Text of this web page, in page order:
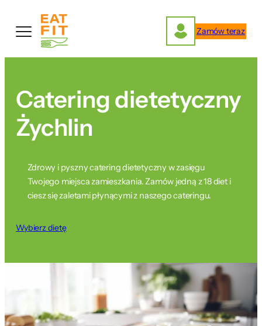
treści
Zamów teraz
Catering dietetyczny
Żychlin
Zdrowy i pyszny catering dietetyczny w zasięgu
Twojego miejsca zamieszkania. Zamów jedną z 18 diet i
ciesz się zaletami płynącymi z naszego cateringu.
Wybierz dietę